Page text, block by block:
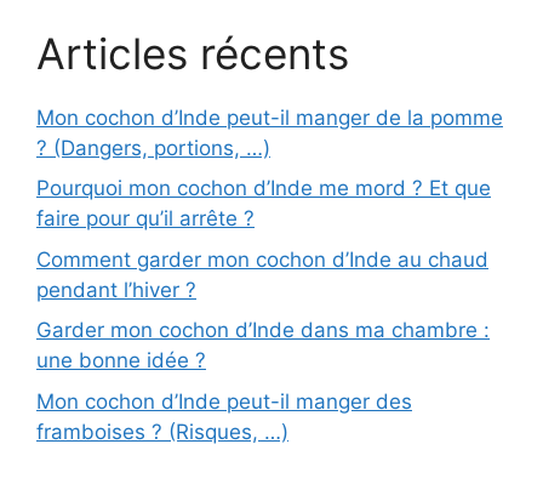
Articles récents
Mon cochon d’Inde peut-il manger de la pomme
? (Dangers, portions, …)
Pourquoi mon cochon d’Inde me mord ? Et que
faire pour qu’il arrête ?
Comment garder mon cochon d’Inde au chaud
pendant l’hiver ?
Garder mon cochon d’Inde dans ma chambre :
une bonne idée ?
Mon cochon d’Inde peut-il manger des
framboises ? (Risques, …)